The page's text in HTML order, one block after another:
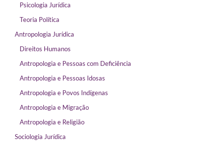
Psicologia Jurídica
Teoria Política
Antropologia Jurídica
Direitos Humanos
Antropologia e Pessoas com Deficiência
Antropologia e Pessoas Idosas
Antropologia e Povos Indígenas
Antropologia e Migração
Antropologia e Religião
Sociologia Jurídica